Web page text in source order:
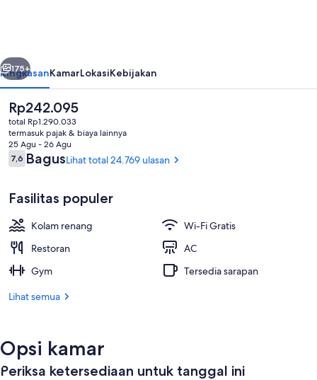
Tower
Eksterior
Berikutnya
175+
RingkasanKamarLokasiKebijakan
Harga
saat
ini
Rp242.095
Rp242.095
total Rp1.290.033
termasuk pajak & biaya lainnya
25 Agu - 26 Agu
Ulasan
7,67,6 dari 10
BagusLihat total 24.769 ulasan
Fasilitas populer
Kolam renang
Wi-Fi Gratis
Restoran
AC
Gym
Tersedia sarapan
Lihat semua
Opsi kamar
Periksa ketersediaan untuk tanggal ini